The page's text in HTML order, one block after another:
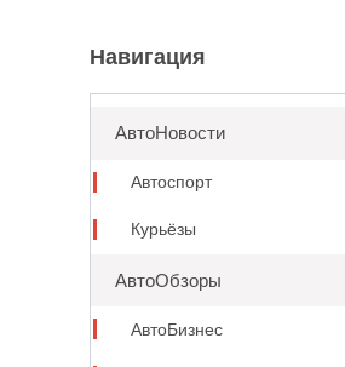
Навигация
АвтоНовости
Автоспорт
Курьёзы
АвтоОбзоры
АвтоБизнес